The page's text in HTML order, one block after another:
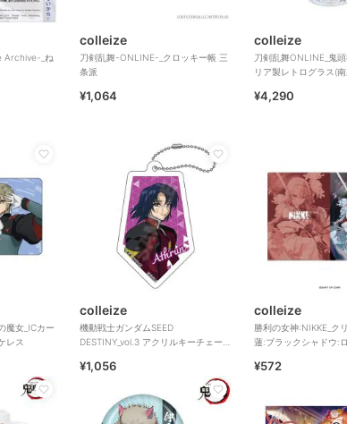
Archive-_ね
colleize
刀剣乱舞-ONLINE-_クロッキー帳 三
条派
¥1,064
colleize
刀剣乱舞ONLINE_鬼
リア製レトログラス(南
¥4,290
魔女_ICカー
レス
colleize
機動戦士ガンダムSEED
DESTINY_vol.3 アクリルキーチェーン
¥1,056
colleize
勝利の女神:NIKKE_ク
蓮:ブラックシャドウ:
¥572